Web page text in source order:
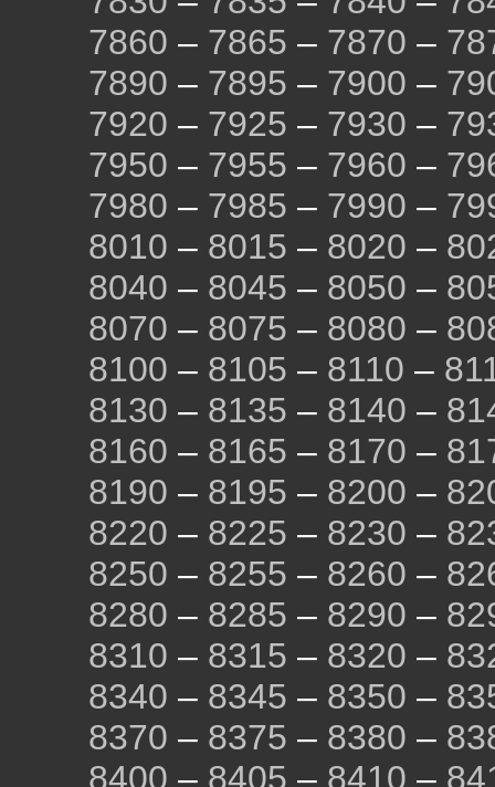
7860 – 7865 – 7870 –
7890 – 7895 – 7900 –
7920 – 7925 – 7930 –
7950 – 7955 – 7960 –
7980 – 7985 – 7990 –
8010 – 8015 – 8020 –
8040 – 8045 – 8050 –
8070 – 8075 – 8080 –
8100 – 8105 – 8110 –
8130 – 8135 – 8140 –
8160 – 8165 – 8170 –
8190 – 8195 – 8200 –
8220 – 8225 – 8230 –
8250 – 8255 – 8260 –
8280 – 8285 – 8290 –
8310 – 8315 – 8320 –
8340 – 8345 – 8350 –
8370 – 8375 – 8380 –
8400 – 8405 – 8410 –